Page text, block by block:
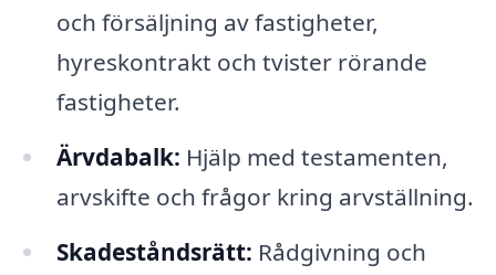
och försäljning av fastigheter,
hyreskontrakt och tvister rörande
fastigheter.
Ärvdabalk: Hjälp med testamenten,
arvskifte och frågor kring arvställning.
Skadeståndsrätt: Rådgivning och